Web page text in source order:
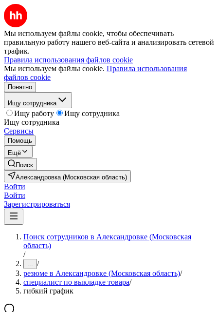
Мы используем файлы cookie, чтобы обеспечивать
правильную работу нашего веб-сайта и анализировать сетевой
трафик.
Правила использования файлов cookie
Мы используем файлы cookie. Правила использования
файлов cookie
Понятно
Ищу сотрудника
Ищу работу
Ищу сотрудника
Ищу сотрудника
Сервисы
Помощь
Ещё
Поиск
Александровка (Московская область)
Войти
Войти
Зарегистрироваться
Поиск сотрудников в Александровке (Московская
область)
/
... /
резюме в Александровке (Московская область)/
специалист по выкладке товара/
гибкий график